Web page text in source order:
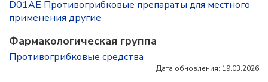
D01AE Противогрибковые препараты для местного
применения другие
Фармакологическая группа
Противогрибковые средства
Дата обновления: 19.03.2026